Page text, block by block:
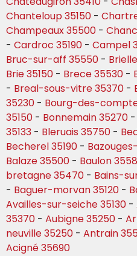
Chanteloup 35150 -
Champeaux 35500 -
- Cardroc 35190 - Campel
Bruc-sur-aff 35550 -
Brie 35150 - Brece 35530 -
- Breal-sous-vitre 35370 -
35230 - Bourg-des-
35150 - Bonnemain 35270 -
35133 - Bleruais 35750 -
Becherel 35190 -
Balaze 35500 - Baulon
bretagne 35470 - Bains-
- Baguer-morvan 35120 -
Availles-sur-seiche 35130 -
35370 - Aubigne 35250 -
neuville 35250 - Antrain
Acigné 35690